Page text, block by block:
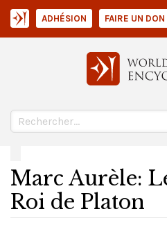
ADHÉSION FAIRE UN DON
Marc Aurèle:
Roi de Platon